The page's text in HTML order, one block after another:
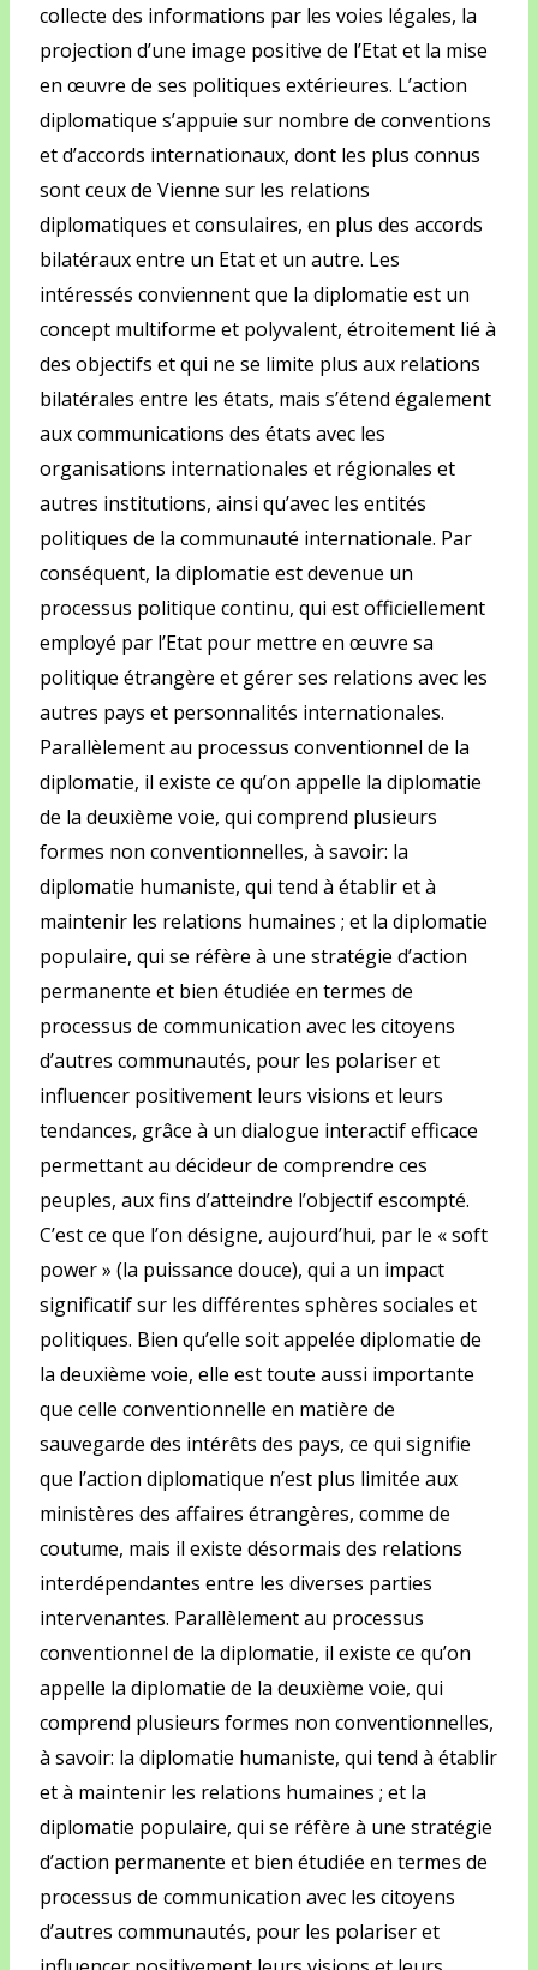
collecte des informations par les voies légales, la
projection d’une image positive de l’Etat et la mise
en œuvre de ses politiques extérieures. L’action
diplomatique s’appuie sur nombre de conventions
et d’accords internationaux, dont les plus connus
sont ceux de Vienne sur les relations
diplomatiques et consulaires, en plus des accords
bilatéraux entre un Etat et un autre. Les
intéressés conviennent que la diplomatie est un
concept multiforme et polyvalent, étroitement lié à
des objectifs et qui ne se limite plus aux relations
bilatérales entre les états, mais s’étend également
aux communications des états avec les
organisations internationales et régionales et
autres institutions, ainsi qu’avec les entités
politiques de la communauté internationale. Par
conséquent, la diplomatie est devenue un
processus politique continu, qui est officiellement
employé par l’Etat pour mettre en œuvre sa
politique étrangère et gérer ses relations avec les
autres pays et personnalités internationales.
Parallèlement au processus conventionnel de la
diplomatie, il existe ce qu’on appelle la diplomatie
de la deuxième voie, qui comprend plusieurs
formes non conventionnelles, à savoir: la
diplomatie humaniste, qui tend à établir et à
maintenir les relations humaines ; et la diplomatie
populaire, qui se réfère à une stratégie d’action
permanente et bien étudiée en termes de
processus de communication avec les citoyens
d’autres communautés, pour les polariser et
influencer positivement leurs visions et leurs
tendances, grâce à un dialogue interactif efficace
permettant au décideur de comprendre ces
peuples, aux fins d’atteindre l’objectif escompté.
C’est ce que l’on désigne, aujourd’hui, par le « soft
power » (la puissance douce), qui a un impact
significatif sur les différentes sphères sociales et
politiques. Bien qu’elle soit appelée diplomatie de
la deuxième voie, elle est toute aussi importante
que celle conventionnelle en matière de
sauvegarde des intérêts des pays, ce qui signifie
que l’action diplomatique n’est plus limitée aux
ministères des affaires étrangères, comme de
coutume, mais il existe désormais des relations
interdépendantes entre les diverses parties
intervenantes. Parallèlement au processus
conventionnel de la diplomatie, il existe ce qu’on
appelle la diplomatie de la deuxième voie, qui
comprend plusieurs formes non conventionnelles,
à savoir: la diplomatie humaniste, qui tend à établir
et à maintenir les relations humaines ; et la
diplomatie populaire, qui se réfère à une stratégie
d’action permanente et bien étudiée en termes de
processus de communication avec les citoyens
d’autres communautés, pour les polariser et